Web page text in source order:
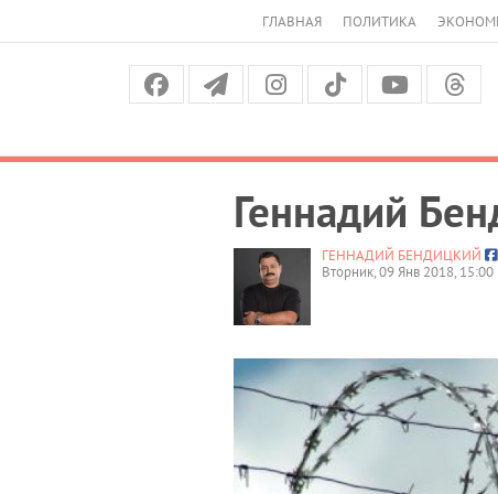
ГЛАВНАЯ ПОЛИТИКА
Геннадий
ГЕННАДИЙ БЕНДИЦКИЙ
Вторник, 09 Янв 2018, 15:00